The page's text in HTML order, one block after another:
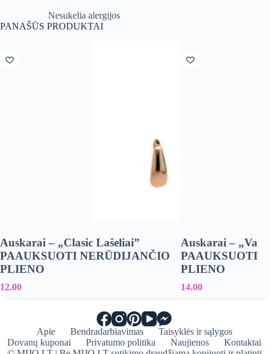
Nesukelia alergijos
PANAŠŪS PRODUKTAI
Auskarai – „Clasic Lašeliai”
PAAUKSUOTI NERŪDIJANČIO
PLIENO
12.00
Auskarai –
PAAUKSUOTI
PLIENO
14.00
Apie Bendradarbiavimas
Taisyklės ir sąlygos
Dovanų kuponai
Privatumo politika Naujienos
Kontaktai